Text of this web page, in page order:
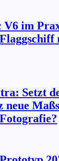
im
Setzt
neue